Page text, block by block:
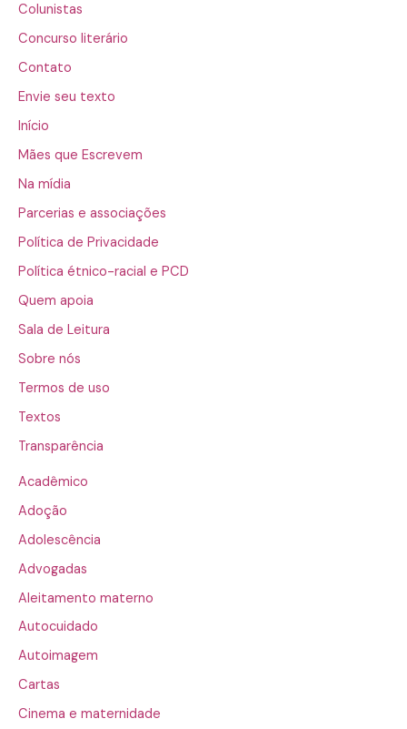
Colunistas
Concurso literário
Contato
Envie seu texto
Início
Mães que Escrevem
Na mídia
Parcerias e associações
Política de Privacidade
Política étnico-racial e PCD
Quem apoia
Sala de Leitura
Sobre nós
Termos de uso
Textos
Transparência
Acadêmico
Adoção
Adolescência
Advogadas
Aleitamento materno
Autocuidado
Autoimagem
Cartas
Cinema e maternidade